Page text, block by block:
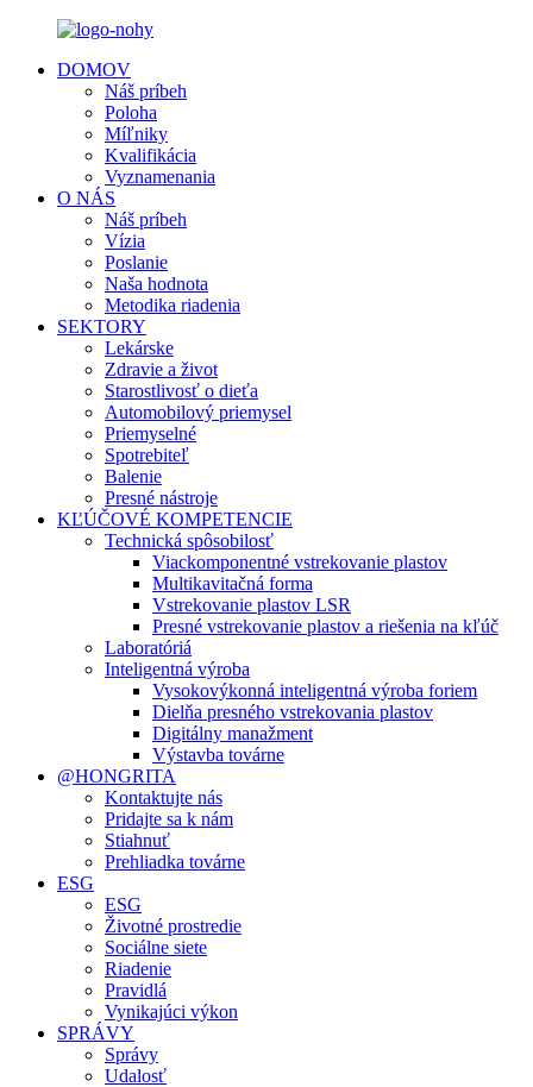
DOMOV
Náš príbeh
Poloha
Míľniky
Kvalifikácia
Vyznamenania
O NÁS
Náš príbeh
Vízia
Poslanie
Naša hodnota
Metodika riadenia
SEKTORY
Lekárske
Zdravie a život
Starostlivosť o dieťa
Automobilový priemysel
Priemyselné
Spotrebiteľ
Balenie
Presné nástroje
KĽÚČOVÉ KOMPETENCIE
Technická spôsobilosť
Viackomponentné vstrekovanie plastov
Multikavitačná forma
Vstrekovanie plastov LSR
Presné vstrekovanie plastov a riešenia na kľúč
Laboratóriá
Inteligentná výroba
Vysokovýkonná inteligentná výroba foriem
Dielňa presného vstrekovania plastov
Digitálny manažment
Výstavba továrne
@HONGRITA
Kontaktujte nás
Pridajte sa k nám
Stiahnuť
Prehliadka továrne
ESG
ESG
Životné prostredie
Sociálne siete
Riadenie
Pravidlá
Vynikajúci výkon
SPRÁVY
Správy
Udalosť